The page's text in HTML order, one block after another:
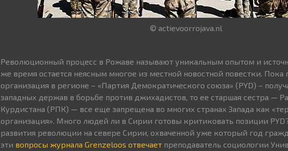
© actievoorrojava.nl
Революционный процесс в Рожаве называют уникальным опытом и
же время остается неясным многое из местной новостной повестки. Пока
организация в регионе – «Партия Демократического союза» (PYD) –
западных держав в борьбе против джихадистов, то ее старшая сестра —
Курдистана (РПК) — все еще запрещена во многих странах Запада как
организация». Много людей ли в Сирии готовы критиковать позиции
развития революции на севере Сирии, охваченной уже который год
эти вопросы журнала Grenzeloos отвечает преподаватель социологии